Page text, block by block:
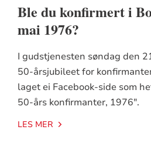
Ble du konfirmert i
mai 1976?
I gudstjenesten søndag den
50-årsjubileet for
laget ei Facebook-side som
50-års konfirmanter, 1976".
LES MER